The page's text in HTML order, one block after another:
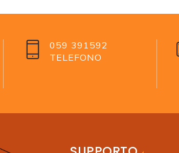
059 391592
TELEFONO